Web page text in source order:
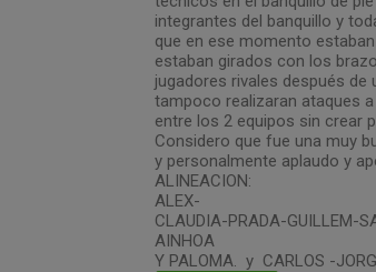
integrantes del banquillo y
que en ese momento
estaban girados con los
jugadores rivales después
tampoco realizaran ataques
entre los 2 equipos sin crear
Considero que fue una muy
y personalmente aplaudo y
ALINEACION:
ALEX-
CLAUDIA-PRADA-GUILLEM-
AINHOA
Y PALOMA. y CARLOS -